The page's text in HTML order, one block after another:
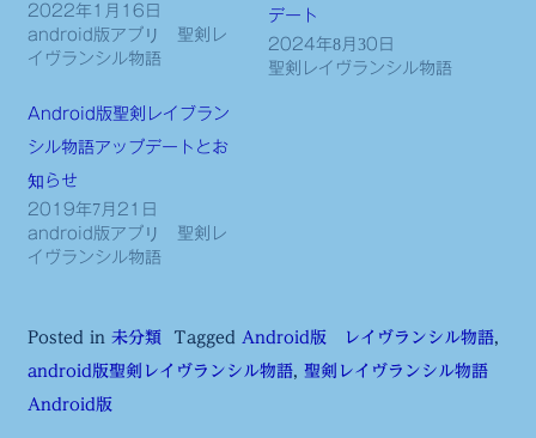
2022年1月16日
android版アプリ 聖剣レ
イヴランシル物語
デート
2024年8月30日
聖剣レイヴランシル物語
Android版聖剣レイブラン
シル物語アップデートとお
知らせ
2019年7月21日
android版アプリ 聖剣レ
イヴランシル物語
Posted in 未分類 Tagged Android版 レイヴランシル物語
android版聖剣レイヴランシル物語
聖剣レイヴランシル物語
Android版